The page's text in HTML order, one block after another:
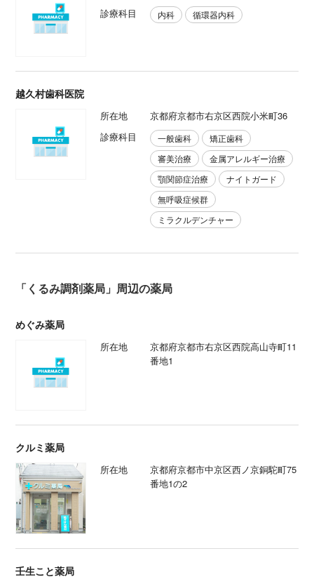
診療科目
内科 循環器内科
越久村歯科医院
所在地
京都府京都市右京区西院小米町36
診療科目
一般歯科
矯正歯科
審美治療
金属アレルギー治療
顎関節症治療
ナイトガード
無呼吸症候群
ミラクルデンチャー
「くるみ調剤薬局」周辺の薬局
めぐみ薬局
所在地
京都府京都市右京区西院高山寺町11
番地1
クルミ薬局
所在地
京都府京都市中京区西ノ京銅駝町75
番地1の2
壬生こと薬局